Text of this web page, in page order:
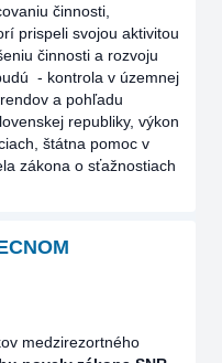
činnosti,
prispeli svojou aktivitou
činnosti a rozvoju
- kontrola v územnej
a pohľadu
republiky, výkon
štátna pomoc v
zákona o sťažnostiach
medzirezortného